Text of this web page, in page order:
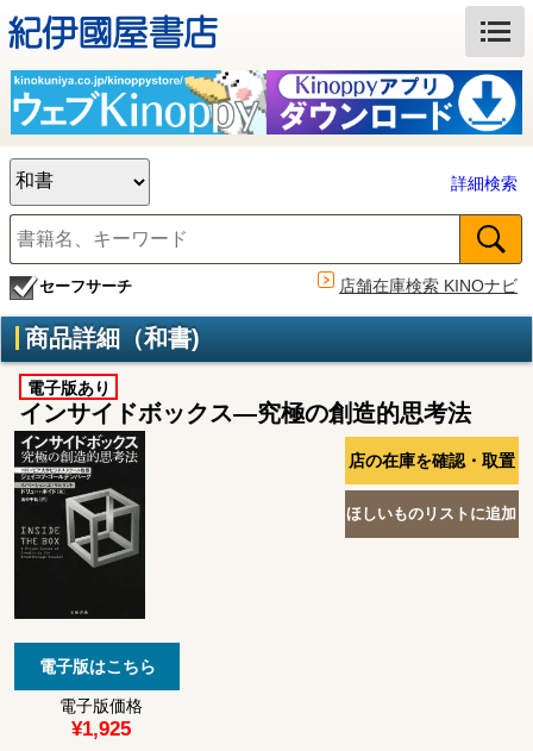
詳細検索
セーフサーチ 店舗在庫検索 KINOナビ
商品詳細（和書)
電子版あり
インサイドボックス―究極の創造的思考法
電子版価格
¥1,925